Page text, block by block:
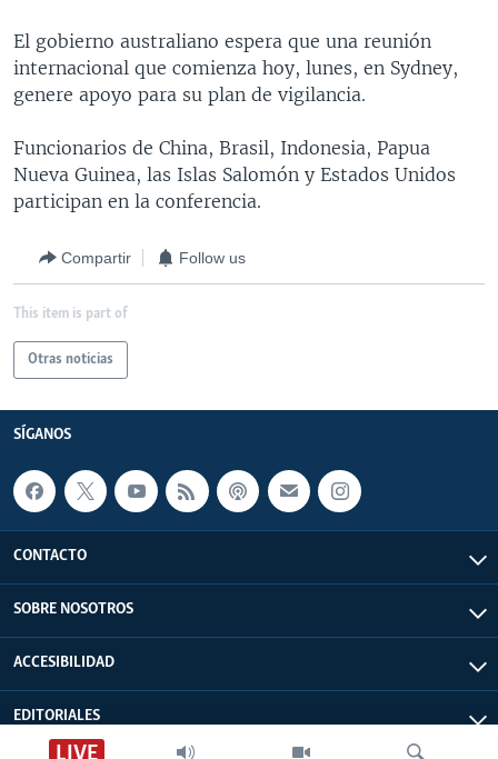
EL MUNDO AL DÍA [RADIO]
FORO [RADIO]
DEPORTIVO INTERNACIONAL
NOTA ECONÓMICA
SÍGANOS
Idiomas
LIVE
El gobierno australiano espera que una reunión
internacional que comienza hoy, lunes, en Sydney,
genere apoyo para su plan de vigilancia.
Funcionarios de China, Brasil, Indonesia, Papua
Nueva Guinea, las Islas Salomón y Estados Unidos
participan en la conferencia.
Compartir Follow us
This item is part of
Otras noticias
SÍGANOS
CONTACTO
SOBRE NOSOTROS
ACCESIBILIDAD
EDITORIALES